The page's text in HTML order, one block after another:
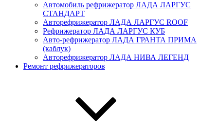
Автомобиль рефрижератор ЛАДА ЛАРГУC
СТАНДАРТ
Авторефрижератор ЛАДА ЛАРГУC ROOF
Рефрижератор ЛАДА ЛАРГУС КУБ
Авто-рефрижератор ЛАДА ГРАНТА ПРИМА
(каблук)
Авторефрижератор ЛАДА НИВА ЛЕГЕНД
Ремонт рефрижераторов